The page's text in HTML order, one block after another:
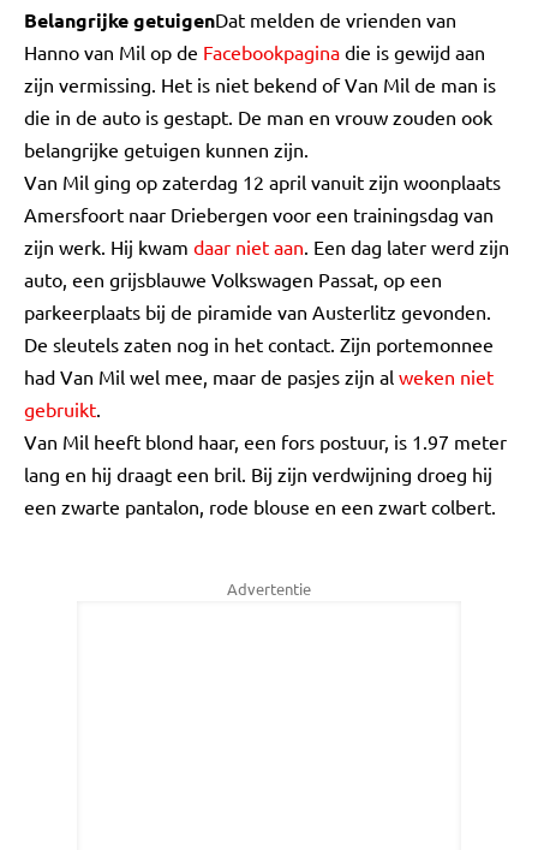
Belangrijke getuigenDat melden de vrienden van
Hanno van Mil op de Facebookpagina die is gewijd aan
zijn vermissing. Het is niet bekend of Van Mil de man is
die in de auto is gestapt. De man en vrouw zouden ook
belangrijke getuigen kunnen zijn.
Van Mil ging op zaterdag 12 april vanuit zijn woonplaats
Amersfoort naar Driebergen voor een trainingsdag van
zijn werk. Hij kwam daar niet aan. Een dag later werd zijn
auto, een grijsblauwe Volkswagen Passat, op een
parkeerplaats bij de piramide van Austerlitz gevonden.
De sleutels zaten nog in het contact. Zijn portemonnee
had Van Mil wel mee, maar de pasjes zijn al weken niet
gebruikt.
Van Mil heeft blond haar, een fors postuur, is 1.97 meter
lang en hij draagt een bril. Bij zijn verdwijning droeg hij
een zwarte pantalon, rode blouse en een zwart colbert.
Advertentie